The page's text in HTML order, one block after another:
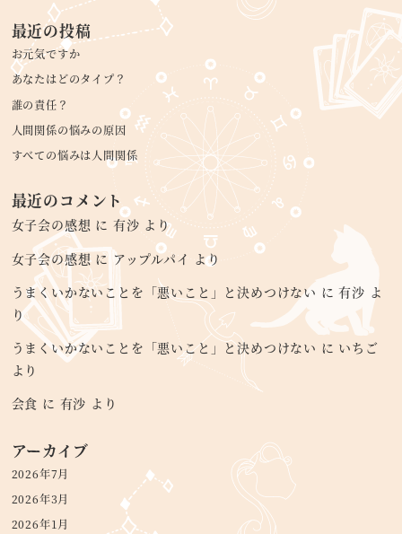
最近の投稿
お元気ですか
あなたはどのタイプ？
誰の責任？
人間関係の悩みの原因
すべての悩みは人間関係
最近のコメント
女子会の感想 に 有沙 より
女子会の感想に アップルパイ より
うまくいかないことを「悪いこと」と決めつけない に有沙 よ
り
うまくいかないことを「悪いこと」と決めつけない に いちご
より
会食 に 有沙 より
アーカイブ
2026年7月
2026年3月
2026年1月